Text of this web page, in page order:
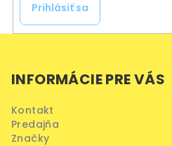
Prihlásiť sa
INFORMÁCIE PRE VÁS
Kontakt
Predajňa
Značky